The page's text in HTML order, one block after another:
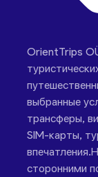
OrientTrips
выбранные
трансферы,
SIM-карты,
сторонними